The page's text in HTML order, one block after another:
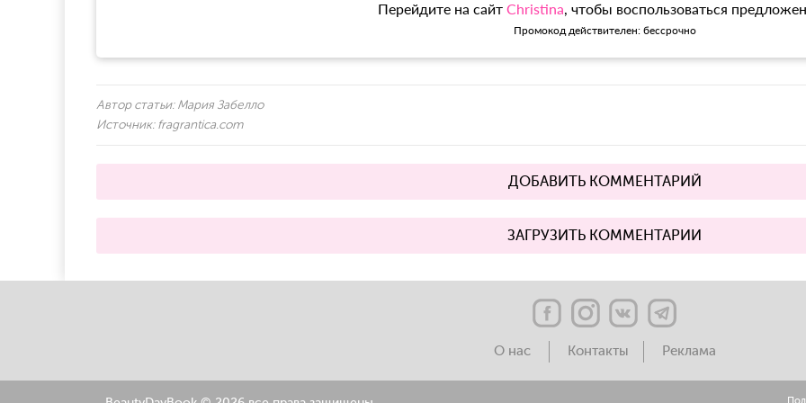
Перейдите на сайт Christina, чтобы воспользоваться
Промокод действителен: бессрочно
Автор статьи: Мария Забелло
Источник: fragrantica.com
ДОБАВИТЬ КОММЕНТАРИЙ
ЗАГРУЗИТЬ КОММЕНТАРИИ
О нас Контакты Реклама